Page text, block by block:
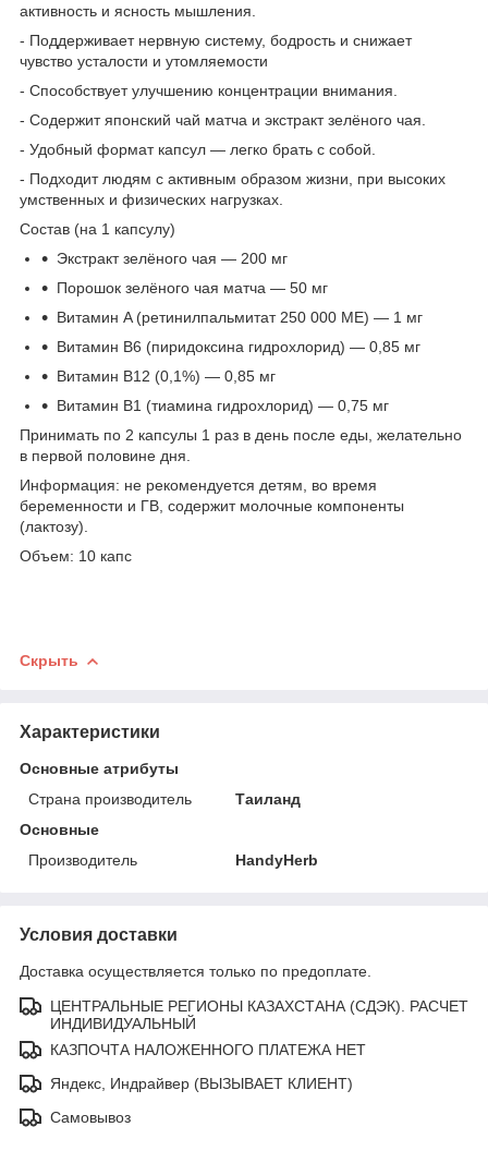
активность и ясность мышления.
- Поддерживает нервную систему, бодрость и снижает
чувство усталости и утомляемости
- Способствует улучшению концентрации внимания.
- Содержит японский чай матча и экстракт зелёного чая.
- Удобный формат капсул — легко брать с собой.
- Подходит людям с активным образом жизни, при высоких
умственных и физических нагрузках.
Состав (на 1 капсулу)
Экстракт зелёного чая — 200 мг
Порошок зелёного чая матча — 50 мг
Витамин A (ретинилпальмитат 250 000 МЕ) — 1 мг
Витамин B6 (пиридоксина гидрохлорид) — 0,85 мг
Витамин B12 (0,1%) — 0,85 мг
Витамин B1 (тиамина гидрохлорид) — 0,75 мг
Принимать по 2 капсулы 1 раз в день после еды, желательно
в первой половине дня.
Информация: не рекомендуется детям, во время
беременности и ГВ, содержит молочные компоненты
(лактозу).
Объем: 10 капс
Скрыть
Характеристики
Основные атрибуты
Страна производитель
Таиланд
Основные
Производитель
HandyHerb
Условия доставки
Доставка осуществляется только по предоплате.
ЦЕНТРАЛЬНЫЕ РЕГИОНЫ КАЗАХСТАНА (СДЭК). РАСЧЕТ
ИНДИВИДУАЛЬНЫЙ
КАЗПОЧТА НАЛОЖЕННОГО ПЛАТЕЖА НЕТ
Яндекс, Индрайвер (ВЫЗЫВАЕТ КЛИЕНТ)
Самовывоз